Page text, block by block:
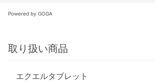
Powered by GOGA
取り扱い商品
エクエルタブレット